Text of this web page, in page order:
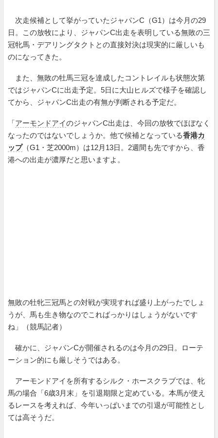
次走候補として挙がっていたジャパンC（G1）は今月の29
日。この放牧により、ジャパンC出走を表明している無敗の三
冠牝馬・デアリングタクトとの直接対決は現実的に厳しいも
のになってきた。
また、無敗の牡馬三冠を達成したコントレイルも状態次第
ではジャパンCに出走予定。5日に大山ヒルズで様子を確認し
てから、ジャパンC出走の有無が判断される予定だ。
「アーモンドアイのジャパンC出走は、今回の放牧でほぼなく
なったのではないでしょうか。他で候補となっている香港カ
ップ（G1・芝2000m）は12月13日。2週間も先ですから、香
港への出走が濃厚だと思いますよ。
無敗の牡牝三冠馬との対戦が実現すれば盛り上がったでしょ
うが、馬も生き物なのでこればっかりはしょうがないです
ね」（競馬記者）
確かに、ジャパンCが開催されるのは今月の29日。ローテ
ーション的にも厳しそうではある。
アーモンドアイを所有するシルク・ホースクラブでは、牝
馬の場合「6歳3月末」を引退期限と定めている。本馬が使え
るレースを考えれば、今年いっぱいまでの引退が可能性とし
ては高そうだ。